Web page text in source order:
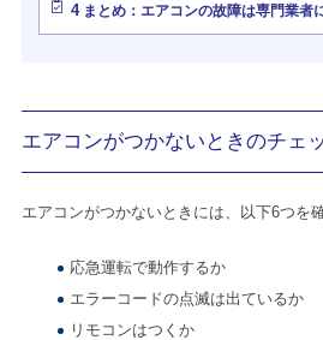
4まとめ：エアコンの故障は専門業者
エアコンがつかないときのチェ
エアコンがつかないときには、以下6つを
応急運転で動作するか
エラーコードの点滅は出ているか
リモコンはつくか